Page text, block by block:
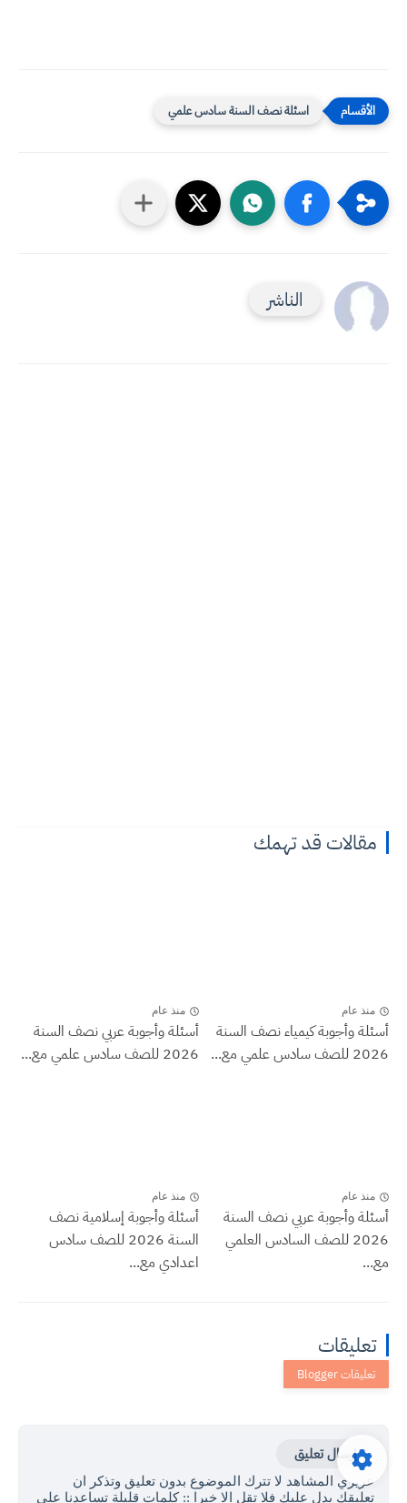
اسئلة نصف السنة سادس علمي
الناشر
مقالات قد تهمك
منذ عام
أسئلة وأجوبة كيمياء نصف السنة
2026 للصف سادس علمي مع...
منذ عام
أسئلة وأجوبة عربي نصف السنة
2026 للصف سادس علمي مع...
منذ عام
أسئلة وأجوبة عربي نصف السنة
2026 للصف السادس العلمي
مع...
منذ عام
أسئلة وأجوبة إسلامية نصف
السنة 2026 للصف سادس
اعدادي مع...
تعليقات
إرسال تعليق
عزيزي المشاهد لا تترك الموضوع بدون تعليق وتذكر ان
تعليقك يدل عليك فلا تقل الا خيرا :: كلمات قليلة تساعدنا على